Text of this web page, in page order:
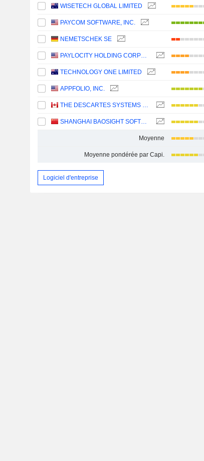
WISETECH GLOBAL LIMITED
PAYCOM SOFTWARE, INC.
NEMETSCHEK SE
PAYLOCITY HOLDING CORPORATION
TECHNOLOGY ONE LIMITED
APPFOLIO, INC.
THE DESCARTES SYSTEMS GROUP INC.
SHANGHAI BAOSIGHT SOFTWARE CO.,LTD.
Moyenne
Moyenne pondérée par Capi.
Logiciel d'entreprise